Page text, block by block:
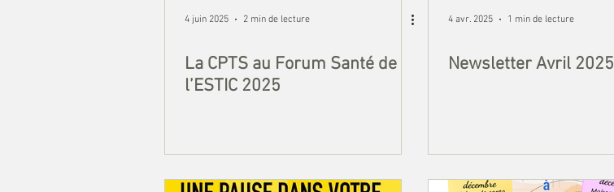
4 juin 2025 2 min de lecture
La CPTS au Forum Santé de
l’ESTIC 2025
4 avr. 2025 1 min de lecture
Newsletter Avril 2025